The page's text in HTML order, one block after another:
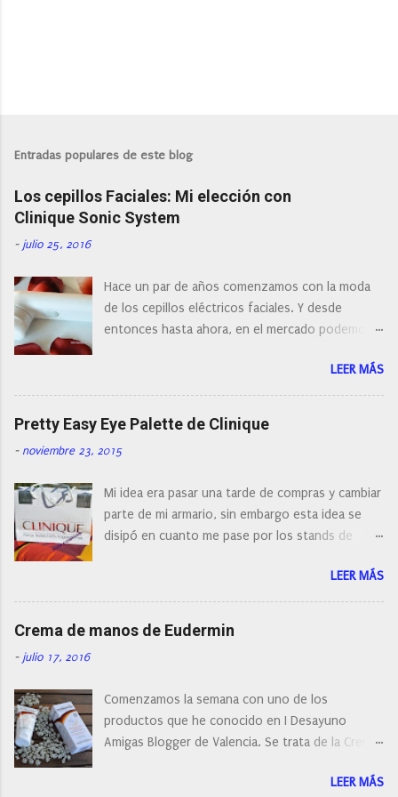
Entradas populares de este blog
Los cepillos Faciales: Mi elección con
Clinique Sonic System
- julio 25, 2016
Hace un par de años comenzamos con la moda
de los cepillos eléctricos faciales. Y desde
entonces hasta ahora, en el mercado podemos
con diferentes características, a pilas, a batería,
cepillos de rotación o de oscilación... y
naturalmente de todos los precios. Existe en la
actualidad tal variedad, que antes de hacer la
compra debemos de hacernos unas preguntas:
post os voy a dar mi opinión de porque elegí mi
cepillo facial de Clinique
LEER MÁS
Pretty Easy Eye Palette de Clinique
- noviembre 23, 2015
Mi idea era pasar una tarde de compras y cambiar
parte de mi armario, sin embargo esta idea se
disipó en cuanto me pase por los stands de
resistirse a esta paleta de colores de Clinique.
LEER MÁS
Crema de manos de Eudermin
- julio 17, 2016
Comenzamos la semana con uno de los
productos que he conocido en I Desayuno
Amigas Blogger de Valencia. Se trata de la Crema
manos para utilizar tanto en verano como en
LEER MÁS